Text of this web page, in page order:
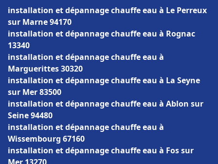
installation et dépannage chauffe eau à Le Perreux
sur Marne 94170
installation et dépannage chauffe eau à Rognac
13340
installation et dépannage chauffe eau à
Marguerittes 30320
installation et dépannage chauffe eau à La Seyne
sur Mer 83500
installation et dépannage chauffe eau à Ablon sur
Seine 94480
installation et dépannage chauffe eau à
Wissembourg 67160
installation et dépannage chauffe eau à Fos sur